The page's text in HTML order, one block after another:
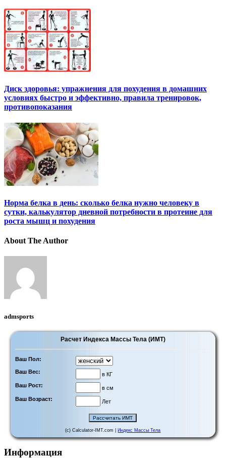
Диск здоровья: упражнения для похудения в домашних
условиях быстро и эффективно, правила тренировок,
противопоказания
Норма белка в день: сколько белка нужно человеку в
сутки, калькулятор дневной потребности в протеине для
роста мышц и похудения
About The Author
admsports
Расчет Индекса Массы Тела (ИМТ)
Ваш Пол:
Ваш Вес:
в КГ
Ваш Рост:
в см
Ваш Возраст:
Лет
(c) Calculator-IMT.com | Индекс Массы Тела
Информация